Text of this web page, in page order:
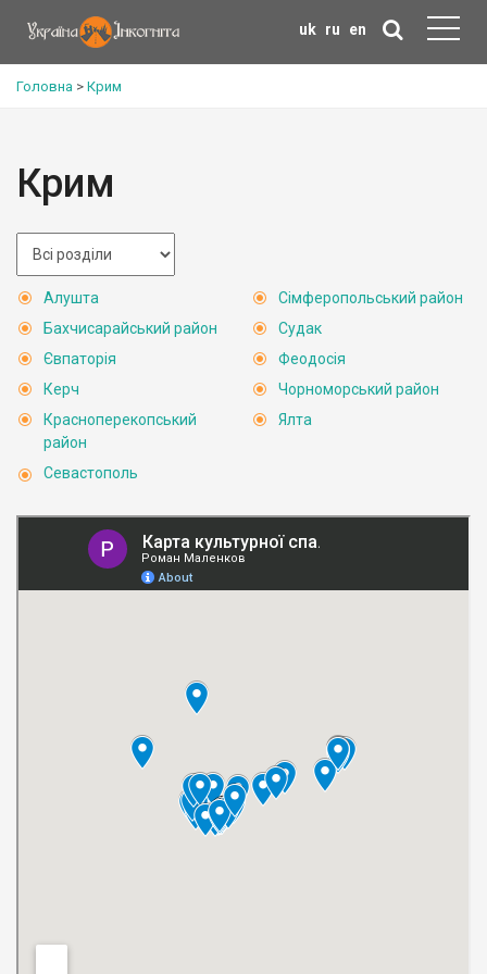
uk ru en
Головна > Крим
Крим
Алушта
Бахчисарайський район
Євпаторія
Керч
Красноперекопський
район
Севастополь
Сімферопольський район
Судак
Феодосія
Чорноморський район
Ялта